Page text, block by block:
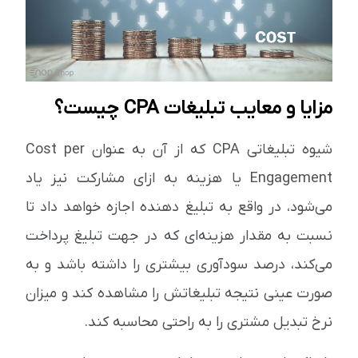
مزایا و معایب تبلیغات CPA چیست؟
شیوه تبلیغاتی CPA که از آن به عنوان Cost per
Engagement یا هزینه به ازای مشارکت نیز یاد
می‌شود، در واقع به تبلیغ ‌دهنده اجازه خواهد داد تا
نسبت به مقدار هزینه‌ای که در جهت تبلیغ پرداخت
می‌کند، درصد سودآوری بیشتری را داشته باشد و به
صورت عینی نتیجه تبلیغاتش را مشاهده کند و میزان
نرخ تبدیل مشتری را به راحتی محاسبه کند.